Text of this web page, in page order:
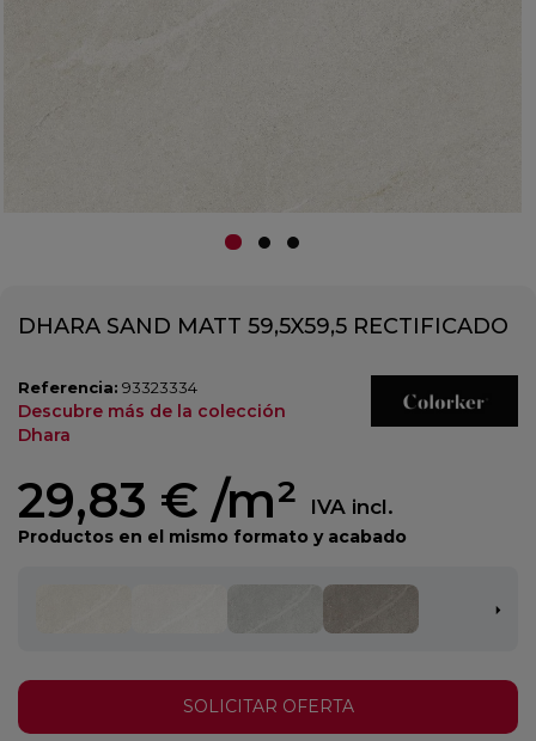
DHARA SAND MATT 59,5X59,5 RECTIFICADO
Referencia: 93323334
Descubre más de la colección
Dhara
29,83 € /m² IVA incl.
Productos en el mismo formato y acabado
SOLICITAR OFERTA